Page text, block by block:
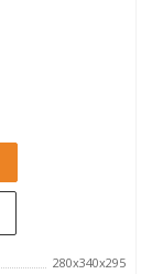
280x340x295